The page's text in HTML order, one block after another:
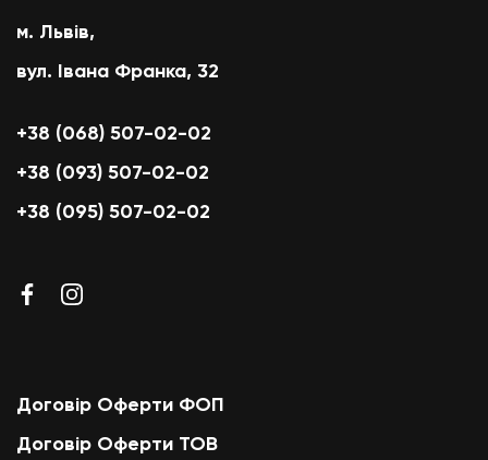
м. Львів,
вул. Івана Франка, 32
+38 (068) 507-02-02
+38 (093) 507-02-02
+38 (095) 507-02-02
Договір Оферти ФОП
Договір Оферти ТОВ